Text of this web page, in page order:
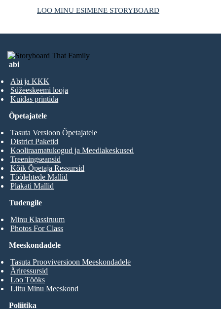
LOO MINU ESIMENE STORYBOARD
abi
Abi ja KKK
Süžeeskeemi looja
Kuidas printida
Tudengile
Minu Klassiruum
Photos For Class
Õpetajatele
Tasuta Versioon Õpetajatele
District Paketid
Kooliraamatukogud ja Meediakeskused
Treeningseansid
Kõik Õpetaja Ressursid
Töölehtede Mallid
Plakati Mallid
Meeskondadele
Tasuta Prooviversioon Meeskondadele
Äriressursid
Loo Tööks
Liitu Minu Meeskond
Poliitika